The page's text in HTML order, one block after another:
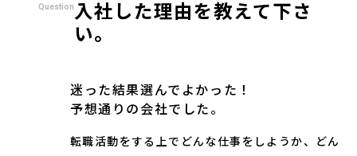
入社した理由を教えて下さ
い。
迷った結果選んでよかった！
予想通りの会社でした。
転職活動をする上でどんな仕事をしようか、どん